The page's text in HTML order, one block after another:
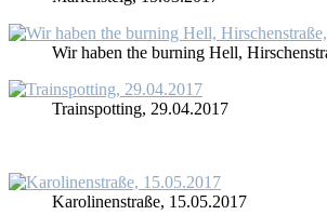
Wir ha­ben the bur­ning Hell,
Train­spot­ting, 29.04.2017
Ka­ro­li­nen­stra­ße, 15.05.2017